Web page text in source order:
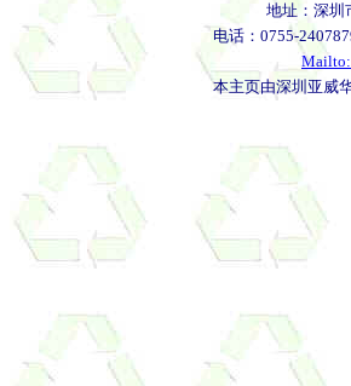
地址：深圳
电话：0755-
Mailto:
本主页由深圳亚威